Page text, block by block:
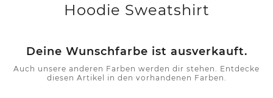
Hoodie Sweatshirt
Deine Wunschfarbe ist ausverkauft.
Auch unsere anderen Farben werden dir stehen. Entdecke
diesen Artikel in den vorhandenen Farben.